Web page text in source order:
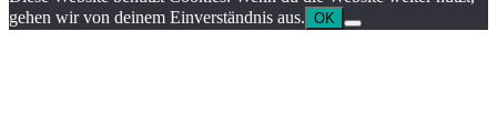
gehen wir von deinem Einverständnis aus. OK